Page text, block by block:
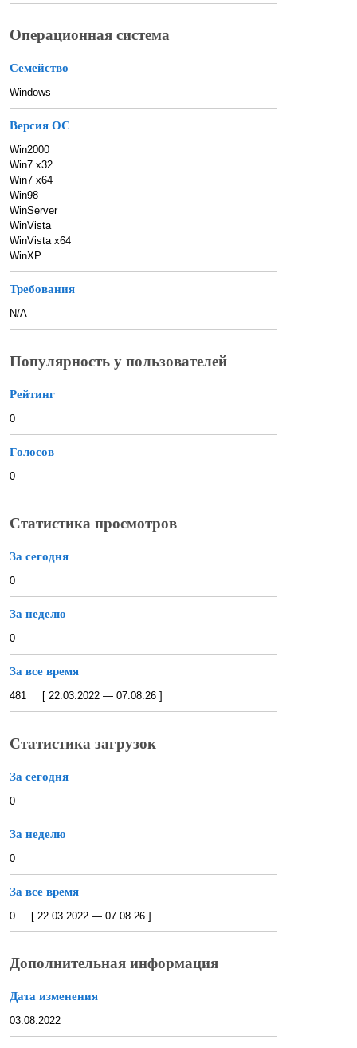
Операционная система
Семейство
Windows
Версия ОС
Win2000
Win7 x32
Win7 x64
Win98
WinServer
WinVista
WinVista x64
WinXP
Требования
N/A
Популярность у пользователей
Рейтинг
0
Голосов
0
Статистика просмотров
За сегодня
0
За неделю
0
За все время
481 [ 22.03.2022 — 07.08.26 ]
Статистика загрузок
За сегодня
0
За неделю
0
За все время
0 [ 22.03.2022 — 07.08.26 ]
Дополнительная информация
Дата изменения
03.08.2022